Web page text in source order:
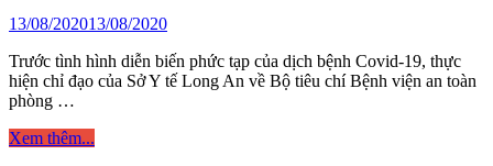
Bến
năm
2020
13/08/202013/08/2020
Trước tình hình diễn biến phức tạp của dịch bệnh Covid-19, thực
hiện chỉ đạo của Sở Y tế Long An về Bộ tiêu chí Bệnh viện an toàn
phòng …
THÔNG
Xem thêm...